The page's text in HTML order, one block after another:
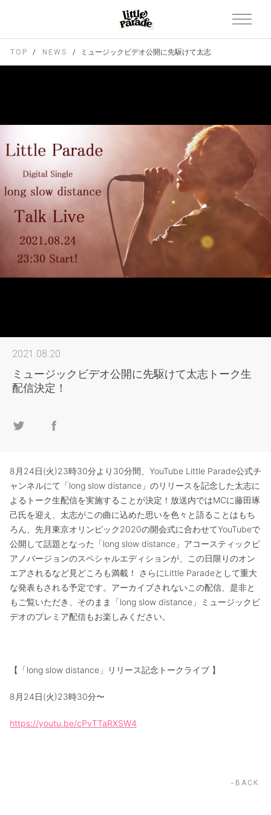
TOP NEWS ミュージックビデオ公開に先駆けて太志トーク生配信決定
2021.08.20
ミュージックビデオ公開に先駆けて太志トーク生
配信決定！
8月24日(火)23時30分より30分間、YouTube Little Parade公式チ
ャンネルにて「long slow distance」のリリースを記念した太志に
よるトーク生配信を実施することが決定！放送内ではMCに藤田琢
己氏を迎え、太志がこの曲に込めた思いを色々と語ることはもち
ろん、先月東京オリンピック2020の開会式に合わせてYouTubeで
公開して話題となった「long slow distance」アコースティックピ
アノバージョンのスペシャルエディションが、この日限りのオン
エアされるなど見どころも満載！ さらにLittle Paradeとして重大
な発表もされる予定です。アーカイブされないこの配信、是非と
もご覧いただき、そのまま「long slow distance」ミュージックビ
デオのプレミア配信もお楽しみください。
【「long slow distance」リリース記念トークライブ 】
8月24日(火)23時30分〜
https://youtu.be/cPvTTaRXSW4
BACK